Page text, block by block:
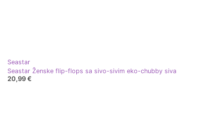
Seastar
Seastar Ženske flip-flops sa sivo-sivim eko-chubby siva
20,99 €